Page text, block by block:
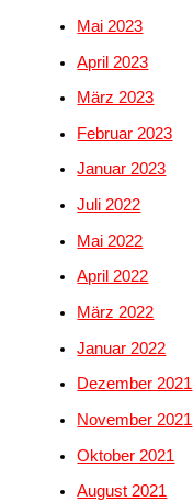
Mai 2023
April 2023
März 2023
Februar 2023
Januar 2023
Juli 2022
Mai 2022
April 2022
März 2022
Januar 2022
Dezember 2021
November 2021
Oktober 2021
August 2021